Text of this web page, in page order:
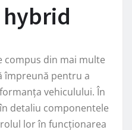
compus din mai multe
împreună pentru a
vehiculului. În
detaliu componentele
lor în funcționarea